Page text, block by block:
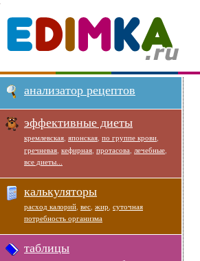
анализатор рецептов
эффективные диеты
кремлевская японская по группе крови
гречневая кефирная протасова лечебные
все диеты...
калькуляторы
расход калорий вес жир суточная
потребность организма
таблицы